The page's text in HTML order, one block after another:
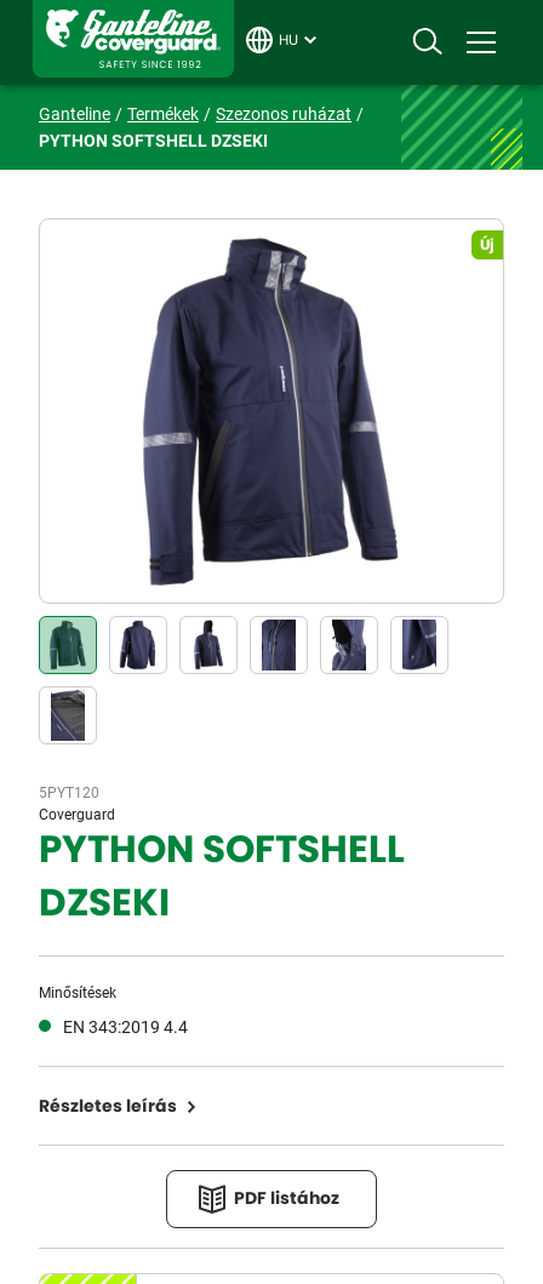
HU
Ganteline Termékek
Szezonos ruházat
PYTHON SOFTSHELL DZSEKI
Új
5PYT120
Coverguard
PYTHON SOFTSHELL
DZSEKI
Minősítések
EN 343:2019 4.4
Részletes leírás
PDF listához